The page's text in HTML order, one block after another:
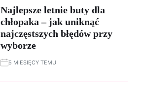
Najlepsze letnie buty dla
chłopaka – jak uniknąć
najczęstszych błędów przy
wyborze
5 MIESIĘCY TEMU